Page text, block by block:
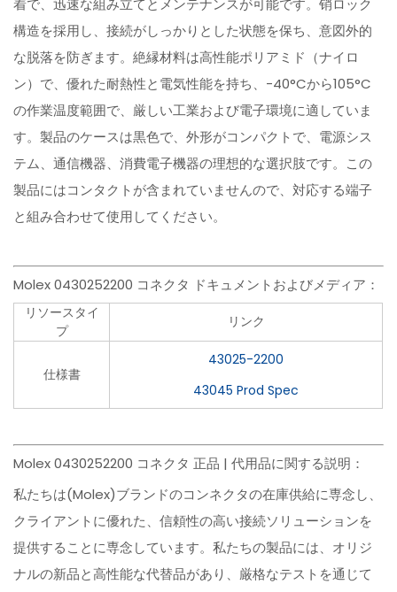
着で、迅速な組み立てとメンテナンスが可能です。销ロック
構造を採用し、接続がしっかりとした状態を保ち、意図外的
な脱落を防ぎます。絶縁材料は高性能ポリアミド（ナイロ
ン）で、優れた耐熱性と電気性能を持ち、-40°Cから105°C
の作業温度範囲で、厳しい工業および電子環境に適していま
す。製品のケースは黒色で、外形がコンパクトで、電源シス
テム、通信機器、消費電子機器の理想的な選択肢です。この
製品にはコンタクトが含まれていませんので、対応する端子
と組み合わせて使用してください。
Molex 0430252200 コネクタ ドキュメントおよびメディア：
リソースタイ
プ
リンク
仕様書
43025-2200
43045 Prod Spec
Molex 0430252200 コネクタ 正品 | 代用品に関する説明：
私たちは(Molex)ブランドのコンネクタの在庫供給に専念し、
クライアントに優れた、信頼性の高い接続ソリューションを
提供することに専念しています。私たちの製品には、オリジ
ナルの新品と高性能な代替品があり、厳格なテストを通じて